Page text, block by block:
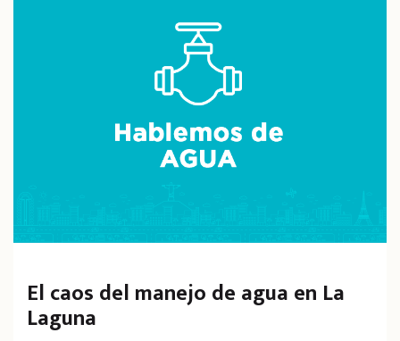
El caos del manejo de agua en La
Laguna